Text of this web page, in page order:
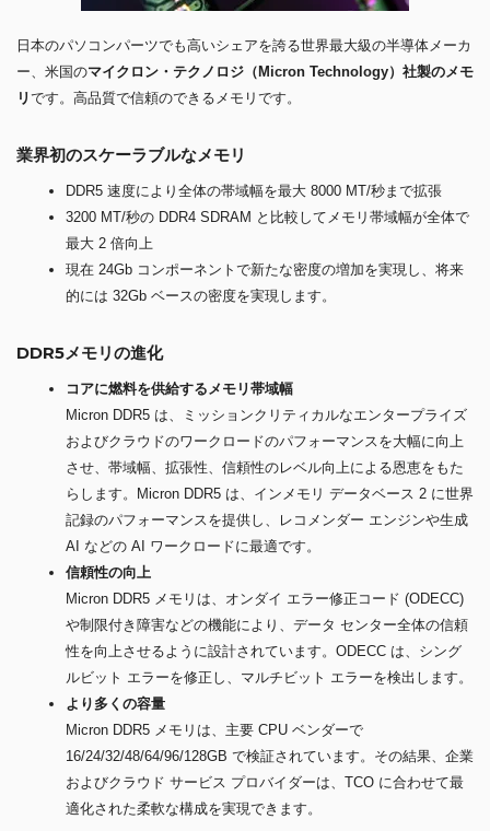
日本のパソコンパーツでも高いシェアを誇る世界最大級の半導体メーカ
ー、米国のマイクロン・テクノロジ（Micron Technology）社製のメモ
リです。高品質で信頼のできるメモリです。
業界初のスケーラブルなメモリ
DDR5 速度により全体の帯域幅を最大 8000 MT/秒まで拡張
3200 MT/秒の DDR4 SDRAM と比較してメモリ帯域幅が全体で
最大 2 倍向上
現在 24Gb コンポーネントで新たな密度の増加を実現し、将来
的には 32Gb ベースの密度を実現します。
DDR5メモリの進化
コアに燃料を供給するメモリ帯域幅
Micron DDR5 は、ミッションクリティカルなエンタープライズ
およびクラウドのワークロードのパフォーマンスを大幅に向上
させ、帯域幅、拡張性、信頼性のレベル向上による恩恵をもた
らします。Micron DDR5 は、インメモリ データベース 2 に世界
記録のパフォーマンスを提供し、レコメンダー エンジンや生成
AI などの AI ワークロードに最適です。
信頼性の向上
Micron DDR5 メモリは、オンダイ エラー修正コード (ODECC)
や制限付き障害などの機能により、データ センター全体の信頼
性を向上させるように設計されています。ODECC は、シング
ルビット エラーを修正し、マルチビット エラーを検出します。
より多くの容量
Micron DDR5 メモリは、主要 CPU ベンダーで
16/24/32/48/64/96/128GB で検証されています。その結果、企業
およびクラウド サービス プロバイダーは、TCO に合わせて最
適化された柔軟な構成を実現できます。